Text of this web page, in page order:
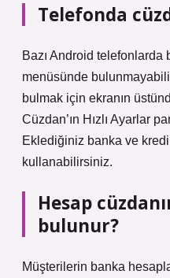
Telefonda
Bazı Android telefonlarda
menüsünde
bulmak için ekranın
Cüzdan’ın Hızlı Ayarlar
Eklediğiniz banka ve
kullanabilirsiniz.
Hesap
bulunur?
Müşterilerin banka